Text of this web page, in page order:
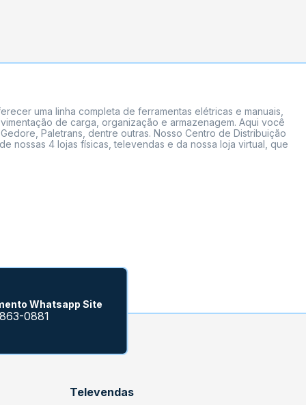
uma linha completa de ferramentas elétricas e manuais,
de carga, organização e armazenagem. Aqui você
Paletrans, dentre outras. Nosso Centro de Distribuição
nossas 4 lojas físicas, televendas e da nossa loja virtual, que
Whatsapp Site
0881
Televendas